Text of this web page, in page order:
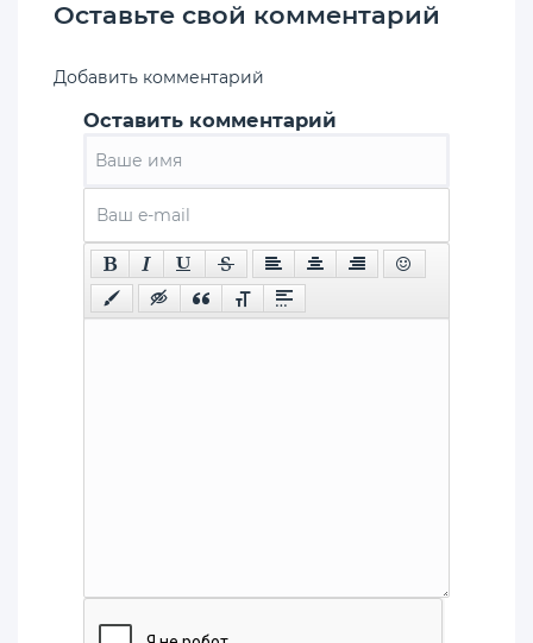
Оставьте свой комментарий
Добавить комментарий
Оставить комментарий